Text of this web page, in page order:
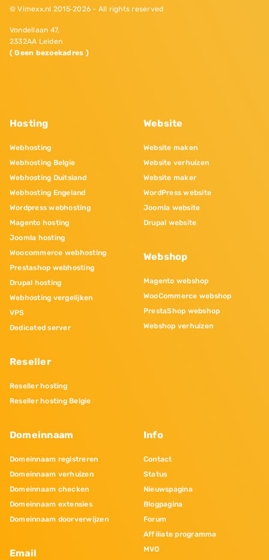
© Vimexx.nl 2015‐2026 - All rights reserved
Vondellaan 47,
2332AA Leiden
( Geen bezoekadres )
Hosting
Webhosting
Webhosting Belgie
Webhosting Duitsland
Webhosting Engeland
Wordpress webhosting
Magento hosting
Joomla hosting
Woocommerce webhosting
Prestashop webhosting
Drupal hosting
Webhosting vergelijken
VPS
Dedicated server
Reseller
Reseller hosting
Reseller hosting Belgie
Website
Website maken
Website verhuizen
Website maker
WordPress website
Joomla website
Drupal website
Webshop
Magento webshop
WooCommerce webshop
PrestaShop webshop
Webshop verhuizen
Domeinnaam
Domeinnaam registreren
Domeinnaam verhuizen
Domeinnaam checken
Domeinnaam extensies
Domeinnaam doorverwijzen
Email
Info
Contact
Status
Nieuwspagina
Blogpagina
Forum
Affiliate programma
MVO